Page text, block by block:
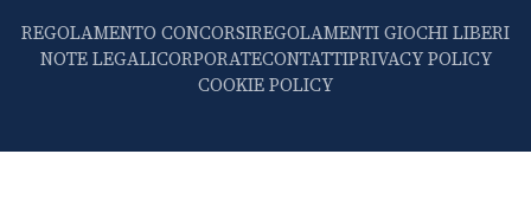
REGOLAMENTO CONCORSIREGOLAMENTI GIOCHI LIBERI
NOTE LEGALICORPORATECONTATTIPRIVACY POLICY
COOKIE POLICY